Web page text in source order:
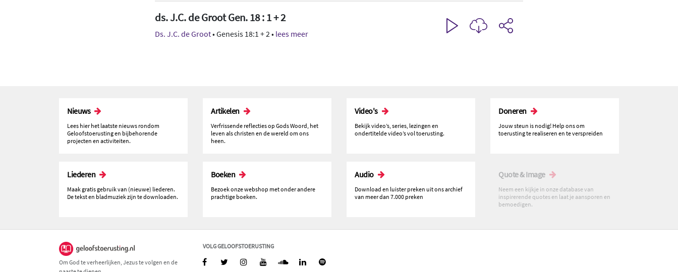
ds. J.C. de Groot Gen. 18 : 1 + 2
Ds. J.C. de Groot• Genesis 18:1 + 2 • lees meer
Nieuws
Lees hier het laatste nieuws rondom
Geloofstoerusting en bijbehorende
projecten en activiteiten.
Artikelen
Verfrissende reflecties op Gods Woord, het
leven als christen en de wereld om ons
heen.
Video's
Bekijk video’s, series, lezingen en
ondertitelde video’s vol toerusting.
Doneren
Jouw steun is nodig! Help ons om
toerusting te realiseren en te verspreiden
Liederen
Maak gratis gebruik van (nieuwe) liederen.
De tekst en bladmuziek zijn te downloaden.
Boeken
Bezoek onze webshop met onder andere
prachtige boeken.
Audio
Download en luister preken uit ons archief
van meer dan 7.000 preken
Quote & Image
Neem een kijkje in onze database van
inspirerende quotes en laat je aansporen en
bemoedigen.
Om God te verheerlijken, Jezus te volgen en de
VOLG GELOOFSTOERUSTING